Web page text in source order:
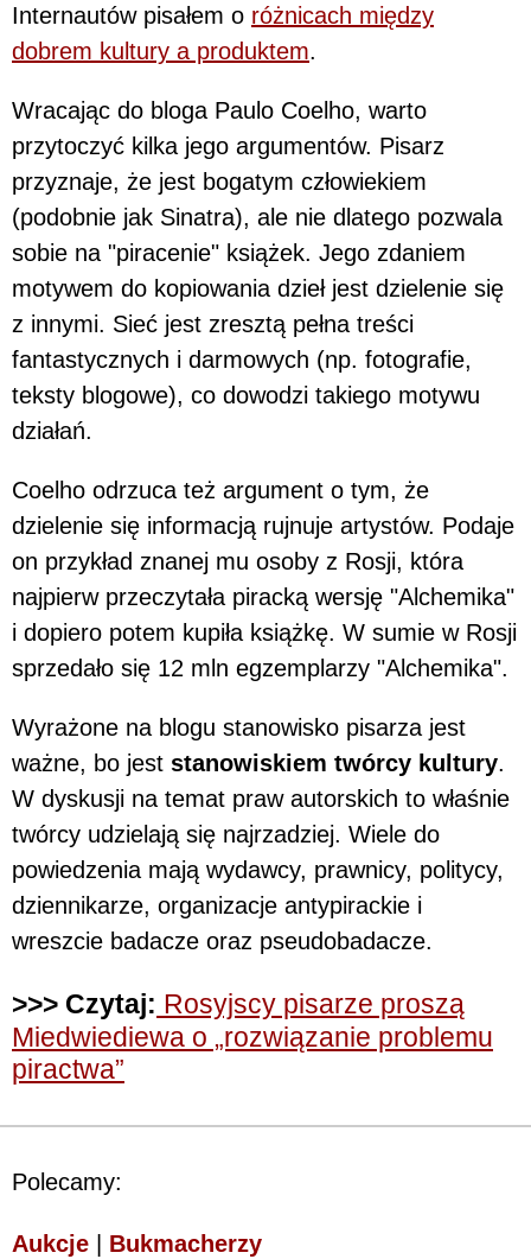
Internautów pisałem o różnicach między
dobrem kultury a produktem.
Wracając do bloga Paulo Coelho, warto
przytoczyć kilka jego argumentów. Pisarz
przyznaje, że jest bogatym człowiekiem
(podobnie jak Sinatra), ale nie dlatego pozwala
sobie na "piracenie" książek. Jego zdaniem
motywem do kopiowania dzieł jest dzielenie się
z innymi. Sieć jest zresztą pełna treści
fantastycznych i darmowych (np. fotografie,
teksty blogowe), co dowodzi takiego motywu
działań.
Coelho odrzuca też argument o tym, że
dzielenie się informacją rujnuje artystów. Podaje
on przykład znanej mu osoby z Rosji, która
najpierw przeczytała piracką wersję "Alchemika"
i dopiero potem kupiła książkę. W sumie w Rosji
sprzedało się 12 mln egzemplarzy "Alchemika".
Wyrażone na blogu stanowisko pisarza jest
ważne, bo jest stanowiskiem twórcy kultury.
W dyskusji na temat praw autorskich to właśnie
twórcy udzielają się najrzadziej. Wiele do
powiedzenia mają wydawcy, prawnicy, politycy,
dziennikarze, organizacje antypirackie i
wreszcie badacze oraz pseudobadacze.
>>> Czytaj: Rosyjscy pisarze proszą
Miedwiediewa o „rozwiązanie problemu
piractwa”
Polecamy:
Aukcje Bukmacherzy